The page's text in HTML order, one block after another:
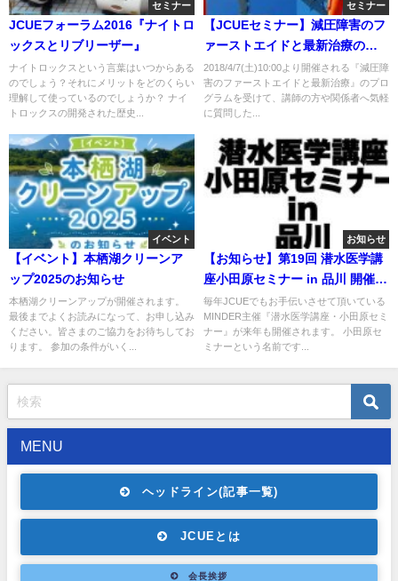
セミナー
JCUEフォーラム2016『ナイトロ
ックスとリブリーザー』
ナイトロックスという言葉はいつからある
のでしょう？それにメリットをどのくらい
理解して使っているのでしょうか？ ナイ
トロックスの開発された歴史...
セミナー
【JCUEセミナー】減圧障害のフ
ァーストエイドと最新治療のワ
ークショップ ～減圧障害の治療
について考えてみませんか？～
2018/4/7(土)10:00より開催される『減圧障
害のファーストエイドと最新治療』のプロ
グラムを受けて、講師の方や関係者へ気軽
に質問した...
イベント
【イベント】本栖湖クリーンア
ップ2025のお知らせ
本栖湖クリーンアップが開催されます。
最後までよくお読みになって、お申し込み
ください。皆さまのご協力をお待ちしてお
ります。 参加の条件がいく...
お知らせ
【お知らせ】第19回 潜水医学講
座小田原セミナー in 品川 開催の
ご案内
毎年JCUEでもお手伝いさせて頂いている
MINDER主催『潜水医学講座・小田原セミ
ナー』が来年も開催されます。 小田原セ
ミナーという名前です...
MENU
ヘッドライン(記事一覧)
JCUEとは
会長挨拶